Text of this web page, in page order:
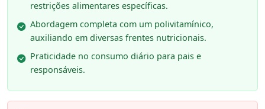
restrições alimentares específicas.
Abordagem completa com um polivitamínico,
auxiliando em diversas frentes nutricionais.
Praticidade no consumo diário para pais e
responsáveis.